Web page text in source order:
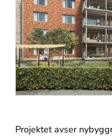
Projektet avser